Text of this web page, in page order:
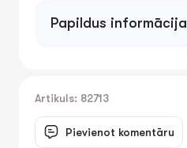
Papildus informācija
Artikuls: 82713
Pievienot komentāru